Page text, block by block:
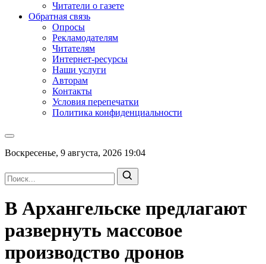
Читатели о газете
Обратная связь
Опросы
Рекламодателям
Читателям
Интернет-ресурсы
Наши услуги
Авторам
Контакты
Условия перепечатки
Политика конфиденциальности
Воскресенье, 9 августа, 2026 19:04
В Архангельске предлагают
развернуть массовое
производство дронов